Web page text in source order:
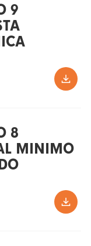
9
8
MINIMO